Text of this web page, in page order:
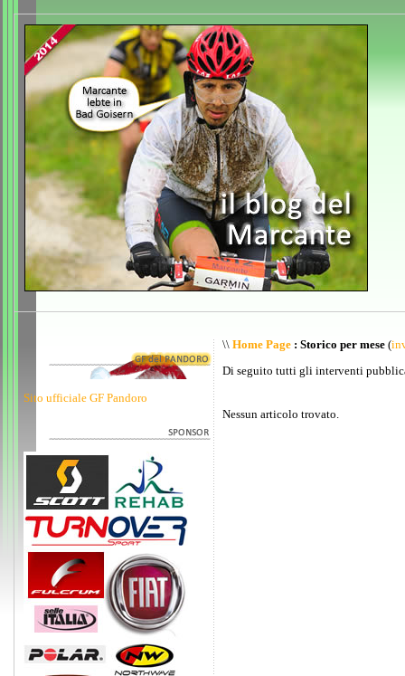
Sito ufficiale GF Pandoro
\\ Home Page : Storico per mese (
Di seguito tutti gli interventi
Nessun articolo trovato.